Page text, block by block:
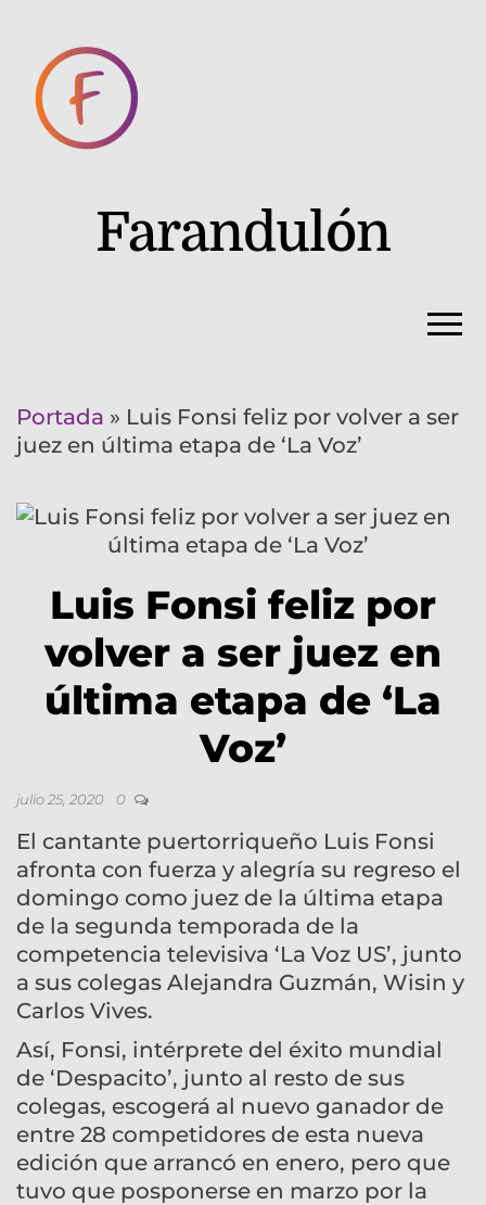
Farandulón
Portada » Luis Fonsi feliz por volver a ser
juez en última etapa de ‘La Voz’
Luis Fonsi feliz por
volver a ser juez en
última etapa de ‘La
Voz’
julio 25, 2020 0
El cantante puertorriqueño Luis Fonsi
afronta con fuerza y alegría su regreso el
domingo como juez de la última etapa
de la segunda temporada de la
competencia televisiva ‘La Voz US’, junto
a sus colegas Alejandra Guzmán, Wisin y
Carlos Vives.
Así, Fonsi, intérprete del éxito mundial
de ‘Despacito’, junto al resto de sus
colegas, escogerá al nuevo ganador de
entre 28 competidores de esta nueva
edición que arrancó en enero, pero que
tuvo que posponerse en marzo por la